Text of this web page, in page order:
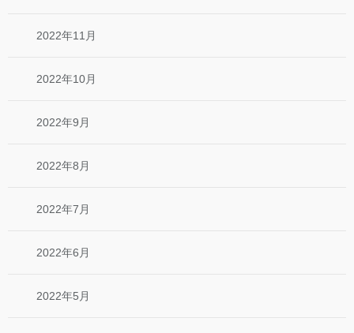
2022年11月
2022年10月
2022年9月
2022年8月
2022年7月
2022年6月
2022年5月